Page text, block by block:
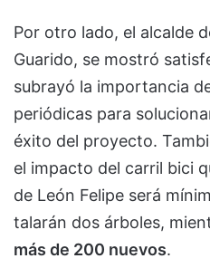
Por otro lado, el alcalde
Guarido, se mostró
subrayó la importancia
periódicas para
éxito del proyecto.
el impacto del carril bici
de León Felipe será
talarán dos árboles,
más de 200 nuevos.